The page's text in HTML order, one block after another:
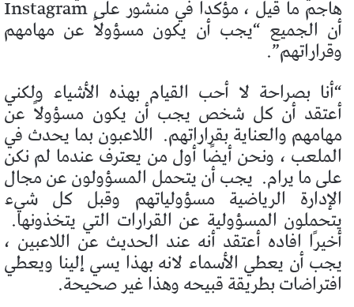
هاجم ما قيل ، مؤكداً في منشور على Instagram
أن الجميع “يجب أن يكون مسؤولاً عن مهامهم
وقراراتهم”.
“أنا بصراحة لا أحب القيام بهذه الأشياء ولكني
أعتقد أن كل شخص يجب أن يكون مسؤولاً عن
مهامهم والعناية بقراراتهم. اللاعبون بما يحدث في
الملعب ، ونحن أيضًا أول من يعترف عندما لم نكن
على ما يرام. يجب أن يتحمل المسؤولون عن مجال
الإدارة الرياضية مسؤولياتهم وقبل كل شيء
يتحملون المسؤولية عن القرارات التي يتخذونها.
أخيرًا افاده أعتقد أنه عند الحديث عن اللاعبين ،
يجب أن يعطي الأسماء لانه بهذا يسي إلينا ويعطي
افتراضات بطريقة قبيحه وهذا غير صحيحة.